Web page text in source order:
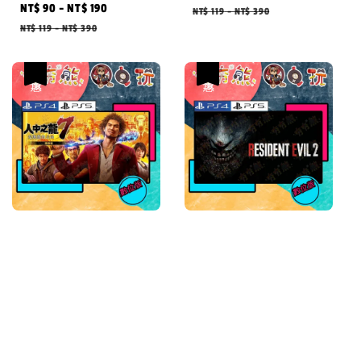
Sale
price
NT$ 90 -NT$ 190
NT$ 119-NT$ 390
price
NT$ 119-NT$ 390